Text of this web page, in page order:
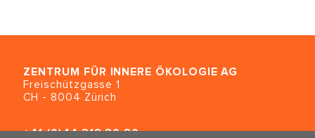
ZENTRUM FÜR INNERE ÖKOLOGIE AG
Freischützgasse 1
CH - 8004 Zürich
+41 (0)44 218 80 80